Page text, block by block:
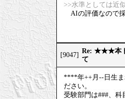
>>水準としては近
AIの評価なので
[9047]
Re: ★★★本ト
て
****年++月--日生ま
ださい。
受験部門は###、